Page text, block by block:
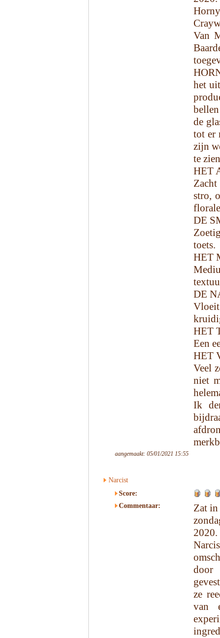
Van
het
de
tot er
zijn
te
HET
stro,
DE
toets.
HET
DE
HET
Een
HET
Veel
niet
Ik
aangemaakt: 05/01/2021 15:55
Narcist
Score:
Commentaar:
Zat
2020.
door
ze
van